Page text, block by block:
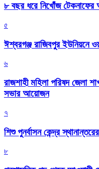
৮ বছর ধরে নিখোঁজ টেকনাফের
৫
ঈশ্বরগঞ্জ রাজিবপুর ইউনিয়নে
৬
রাজশাহী মহিলা পরিষদ জেলা
সভার আয়োজন
৭
শিশু পুনর্বাসন কেন্দ্র
৮